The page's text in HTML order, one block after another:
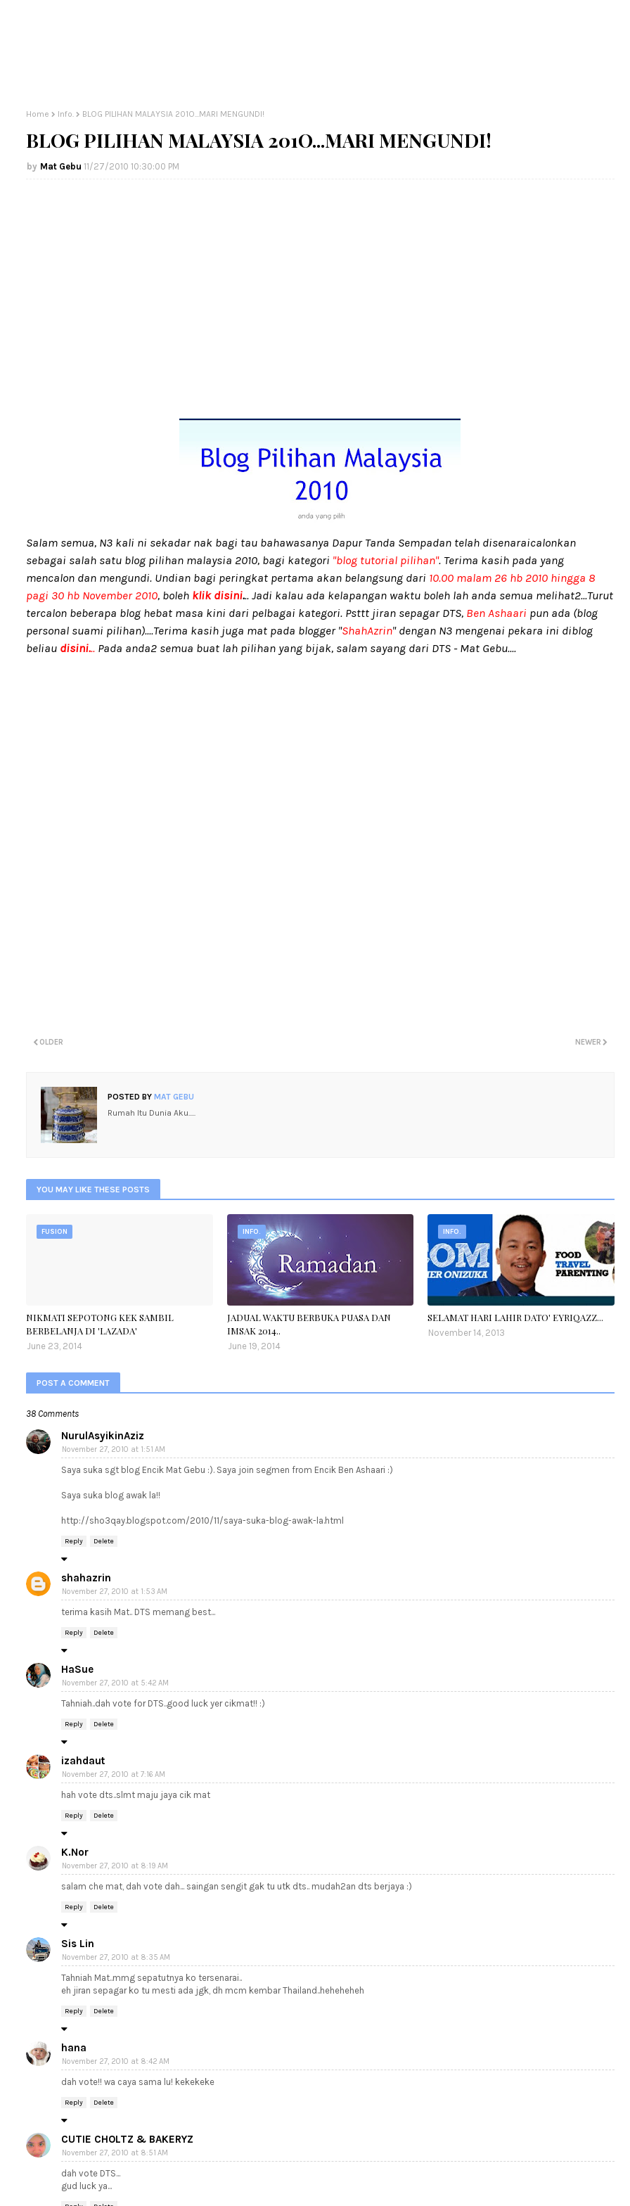
Home Info. BLOG PILIHAN MALAYSIA 201O...MARI MENGUNDI!
BLOG PILIHAN MALAYSIA 201O...MARI MENGUNDI!
Mat Gebu 11/27/2010 10:30:00 PM
Salam semua, N3 kali ni sekadar nak bagi tau bahawasanya Dapur Tanda Sempadan telah disenaraicalonkan
sebagai salah satu blog pilihan malaysia 2010, bagi kategori "blog tutorial pilihan". Terima kasih pada yang
mencalon dan mengundi. Undian bagi peringkat pertama akan belangsung dari 10.00 malam 26 hb 2010 hingga 8
pagi 30 hb November 2010, boleh klik disini... Jadi kalau ada kelapangan waktu boleh lah anda semua melihat2...Turut
tercalon beberapa blog hebat masa kini dari pelbagai kategori. Psttt jiran sepagar DTS, Ben Ashaari pun ada (blog
personal suami pilihan)....Terima kasih juga mat pada blogger "ShahAzrin" dengan N3 mengenai pekara ini diblog
beliau disini... Pada anda2 semua buat lah pilihan yang bijak, salam sayang dari DTS - Mat Gebu....
NEWER
OLDER
POSTED BY MAT GEBU
Rumah Itu Dunia Aku.....
YOU MAY LIKE THESE POSTS
FUSION
NIKMATI SEPOTONG KEK SAMBIL
BERBELANJA DI 'LAZADA'
June 23, 2014
INFO.
JADUAL WAKTU BERBUKA PUASA DAN
IMSAK 2014..
June 19, 2014
INFO.
SELAMAT HARI LAHIR DATO' EYRIQAZZ...
November 14, 2013
POST A COMMENT
38 Comments
NurulAsyikinAziz
November 27, 2010 at 1:51 AM
Saya suka sgt blog Encik Mat Gebu :). Saya join segmen from Encik Ben Ashaari :)
Saya suka blog awak la!!
http://sho3qay.blogspot.com/2010/11/saya-suka-blog-awak-la.html
Reply Delete
shahazrin
November 27, 2010 at 1:53 AM
terima kasih Mat.. DTS memang best...
Reply Delete
HaSue
November 27, 2010 at 5:42 AM
Tahniah..dah vote for DTS..good luck yer cikmat!! :)
Reply Delete
izahdaut
November 27, 2010 at 7:16 AM
hah vote dts..slmt maju jaya cik mat
Reply Delete
K.Nor
November 27, 2010 at 8:19 AM
salam che mat, dah vote dah... saingan sengit gak tu utk dts.. mudah2an dts berjaya :)
Reply Delete
Sis Lin
November 27, 2010 at 8:35 AM
Tahniah Mat..mmg sepatutnya ko tersenarai..
eh jiran sepagar ko tu mesti ada jgk, dh mcm kembar Thailand..heheheheh
Reply Delete
hana
November 27, 2010 at 8:42 AM
dah vote!! wa caya sama lu! kekekeke
Reply Delete
CUTIE CHOLTZ & BAKERYZ
November 27, 2010 at 8:51 AM
dah vote DTS...
gud luck ya...